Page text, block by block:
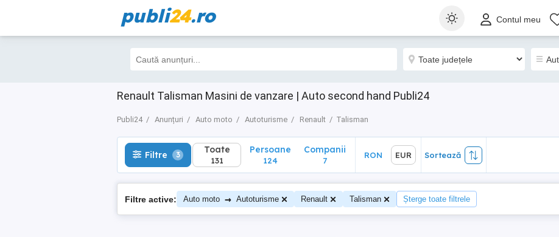
publi24.ro Contul meu
Renault Talisman Masini de vanzare | Auto second hand Publi24
Publi24 Anunțuri Auto moto Autoturisme Renault Talisman
Filtre 3 Toate
131
Sortează
Filtre 3 Toate
131
Persoane
124
Companii
7
RON EUR Sortează
Filtre active: Auto moto → Autoturisme Renault Talisman Șterge toate filtrele